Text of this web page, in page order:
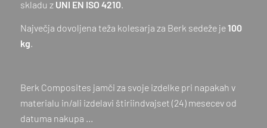
skladu z UNI EN ISO 4210.
Največja dovoljena teža kolesarja za Berk sedeže je100
kg.
Berk Composites jamči za svoje izdelke pri napakah v
materialu in/ali izdelavi štiriindvajset (24) mesecev od
datuma nakupa …